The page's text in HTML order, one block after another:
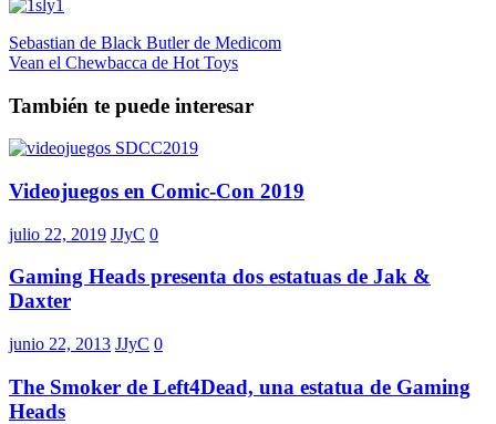
Navegación
de
entradas
Sebastian de Black Butler de Medicom
Vean el Chewbacca de Hot Toys
También te puede interesar
Videojuegos en Comic-Con 2019
julio 22, 2019 JJyC 0
Gaming Heads presenta dos estatuas de Jak &
Daxter
junio 22, 2013 JJyC 0
The Smoker de Left4Dead, una estatua de Gaming
Heads